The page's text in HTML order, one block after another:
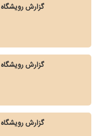
گزارش رویشگاه
گزارش رویشگاه
گزارش رویشگاه